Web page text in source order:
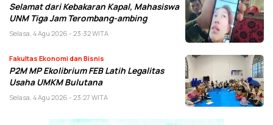
Selamat dari Kebakaran Kapal, Mahasiswa
UNM Tiga Jam Terombang-ambing
Selasa, 4 Agu 2026 - 23:32 WITA
Fakultas Ekonomi dan Bisnis
P2M MP Ekolibrium FEB Latih Legalitas
Usaha UMKM Bulutana
Selasa, 4 Agu 2026 - 23:27 WITA